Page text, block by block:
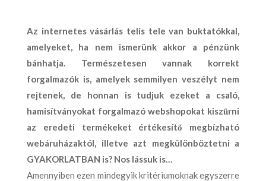
Az internetes vásárlás telis tele van buktatókkal,
amelyeket, ha nem ismerünk akkor a pénzünk
bánhatja. Természetesen vannak korrekt
forgalmazók is, amelyek semmilyen veszélyt nem
rejtenek, de honnan is tudjuk ezeket a csaló,
hamisítványokat forgalmazó webshopokat kiszűrni
az eredeti termékeket értékesítő megbízható
webáruházaktól, illetve azt megkülönböztetni a
GYAKORLATBAN is? Nos lássuk is…
Amennyiben ezen mindegyik kritériumoknak egyszerre